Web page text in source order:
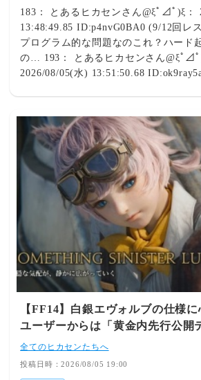
183： とあるヒカセンさん@ξﾟ⊿ﾟ)ξ：
13:48:49.85 ID:p4nvG0BA0 (9/12回
プログラム的な問題なのこれ？ハード
の… 193： とあるヒカセンさん@ξﾟ⊿ﾟ
2026/08/05(水) 13:51:50.68
体の問題なのは間違いないよ本当に全
ならロード以外の動作も酷いことにな
あるヒカセンさん@ξﾟ⊿ﾟ)ξ： 2026/08/
ID:oJ8t8ShS0 (3/4回レス) [] [-] ▽これ
だああ👊🦁 219： とあるヒカセンさん
2026/08/05(水) 14:06:01.83
[] [-] ▽他のゲームではローディング短
由来じゃないんですかね🥺 287： とあ
⊿ﾟ)ξ： 2026/08/05(水) 15:07:55.14
レス) [sage] [-] ▽他のソフトはスペッ
FF14は重い方だからローディングに支
らんか？ 297： とあるヒカセンさん
2026/08/05(水) 15:17:03.80
[-] ▽それって最適化不足なのでは🤔
ンさん@ξﾟ⊿ﾟ)ξ： 2026/08/05(水)
ID:znJj7lXy0 (1/4回レス) [sage] [-] ▽最
ぞ 311： とあるヒカセンさん@ξﾟ⊿ﾟ)ξ
15:24:37.05 ID:AxsiuRoWa (7/9回レ
【FF14】白銀エヴォルブの仕様に
ユーザーからは「黄金内先行公開
り入れてほしい」との声も
全てのヒカセンたちへ
投稿日時：2026/08/05 19:00